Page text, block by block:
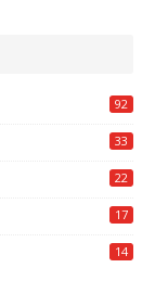
92
33
22
17
14